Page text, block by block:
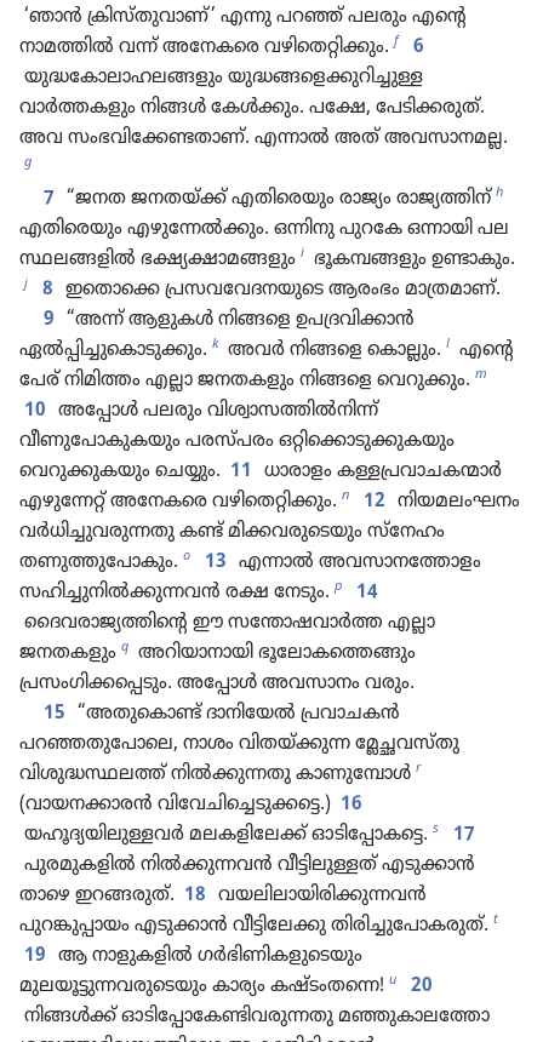
‘ഞാൻ ക്രിസ്‌തുവാണ്‌ ’ എന്നു പറഞ്ഞ്‌ പലരും എന്റെ
നാമത്തിൽ വന്ന്‌ അനേകരെ വഴിതെറ്റിക്കും. f
6
യുദ്ധകോലാഹലങ്ങളും യുദ്ധങ്ങളെക്കുറിച്ചുള്ള
വാർത്തകളും നിങ്ങൾ കേൾക്കും. പക്ഷേ, പേടിക്കരുത്‌.
അവ സംഭവിക്കേണ്ടതാണ്‌. എന്നാൽ അത്‌ അവസാനമല്ല.
g
7 “ജനത ജനതയ്‌ക്ക്‌ എതിരെയും രാജ്യം രാജ്യത്തിന്‌ h
എതിരെയും എഴുന്നേൽക്കും. ഒന്നിനു പുറകേ ഒന്നായി പല
സ്ഥലങ്ങളിൽ ഭക്ഷ്യക്ഷാമങ്ങളും i ഭൂകമ്പങ്ങളും ഉണ്ടാകും.
j 8 ഇതൊക്കെ പ്രസവവേദനയുടെ ആരംഭം മാത്രമാണ്‌.
9 “അന്ന്‌ ആളുകൾ നിങ്ങളെ ഉപദ്രവിക്കാൻ
ഏൽപ്പിച്ചുകൊടുക്കും. k അവർ നിങ്ങളെ കൊല്ലും. l എന്റെ
പേര്‌ നിമിത്തം എല്ലാ ജനതകളും നിങ്ങളെ വെറുക്കും. m
10 അപ്പോൾ പലരും വിശ്വാസത്തിൽനിന്ന്‌
വീണുപോകുകയും പരസ്‌പരം ഒറ്റിക്കൊടുക്കുകയും
വെറുക്കുകയും ചെയ്യും. 11 ധാരാളം കള്ളപ്രവാചകന്മാർ
എഴുന്നേറ്റ്‌ അനേകരെ വഴിതെറ്റിക്കും. n 12 നിയമലംഘനം
വർധിച്ചുവരുന്നതു കണ്ട്‌ മിക്കവരുടെയും സ്‌നേഹം
തണുത്തുപോകും. o 13 എന്നാൽ അവസാനത്തോളം
സഹിച്ചുനിൽക്കുന്നവൻ രക്ഷ നേടും. p
14
ദൈവരാജ്യത്തിന്റെ ഈ സന്തോഷവാർത്ത എല്ലാ
ജനതകളും q അറിയാനായി ഭൂലോകത്തെങ്ങും
പ്രസംഗിക്കപ്പെടും. അപ്പോൾ അവസാനം വരും.
15 “അതുകൊണ്ട്‌ ദാനിയേൽ പ്രവാചകൻ
പറഞ്ഞതുപോലെ, നാശം വിതയ്‌ക്കുന്ന മ്ലേച്ഛവസ്‌തു
വിശുദ്ധസ്ഥലത്ത്‌ നിൽക്കുന്നതു കാണുമ്പോൾ r
(വായനക്കാരൻ വിവേചിച്ചെടുക്കട്ടെ.) 16
യഹൂദ്യയിലുള്ളവർ മലകളിലേക്ക്‌ ഓടിപ്പോകട്ടെ. s
17
പുരമുകളിൽ നിൽക്കുന്നവൻ വീട്ടിലുള്ളത്‌ എടുക്കാൻ
താഴെ ഇറങ്ങരുത്‌. 18 വയലിലായിരിക്കുന്നവൻ
പുറങ്കുപ്പായം എടുക്കാൻ വീട്ടിലേക്കു തിരിച്ചുപോകരുത്‌. t
19 ആ നാളുകളിൽ ഗർഭിണികളുടെയും
മുലയൂട്ടുന്നവരുടെയും കാര്യം കഷ്ടംതന്നെ! u
20
നിങ്ങൾക്ക്‌ ഓടിപ്പോകേണ്ടിവരുന്നതു മഞ്ഞുകാലത്തോ